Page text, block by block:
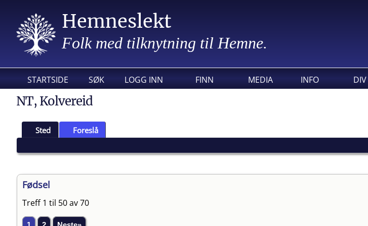
Hemneslekt
Folk med tilknytning til Hemne.
STARTSIDE SØK LOGG INN FINN MEDIA INFO DIV
NT, Kolvereid
Sted Foreslå
Fødsel
Treff 1 til 50 av 70